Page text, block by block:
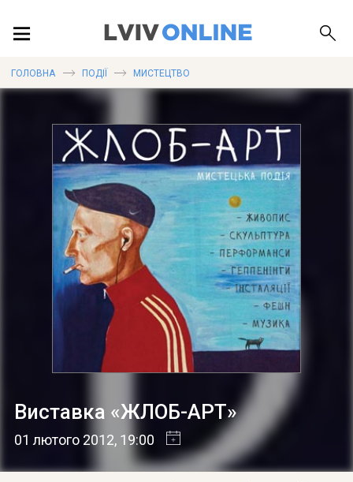
ПУБЛІКАЦІЇ
ДОВІДКА
ГОЛОВНА ПОДІЇ МИСТЕЦТВО
Виставка «ЖЛОБ-АРТ»
01 лютого 2012, 19:00